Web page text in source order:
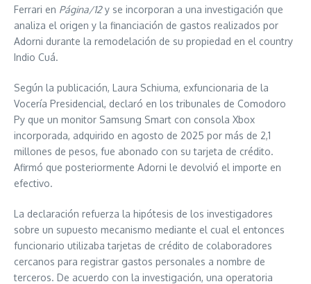
Ferrari en Página/12y se incorporan a una investigación que
analiza el origen y la financiación de gastos realizados por
Adorni durante la remodelación de su propiedad en el country
Indio Cuá.
Según la publicación, Laura Schiuma, exfuncionaria de la
Vocería Presidencial, declaró en los tribunales de Comodoro
Py que un monitor Samsung Smart con consola Xbox
incorporada, adquirido en agosto de 2025 por más de 2,1
millones de pesos, fue abonado con su tarjeta de crédito.
Afirmó que posteriormente Adorni le devolvió el importe en
efectivo.
La declaración refuerza la hipótesis de los investigadores
sobre un supuesto mecanismo mediante el cual el entonces
funcionario utilizaba tarjetas de crédito de colaboradores
cercanos para registrar gastos personales a nombre de
terceros. De acuerdo con la investigación, una operatoria